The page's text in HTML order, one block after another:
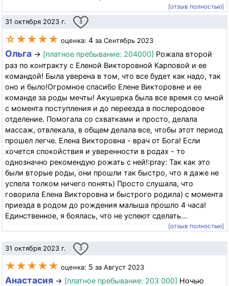
[отзыв полностью]
31 октября 2023 г. 3
☆★★★★ оценка: 4 за Сентябрь 2023
Ольга → [платное пребывание: 204000] Рожала второй
раз по контракту с Еленой Викторовной Карповой и ее
командой! Была уверена в том, что все будет как надо, так
оно и было!Огромное спасибо Елене Викторовне и ее
команде за роды мечты! Акушерка была все время со мной
с момента поступления и до переезда в послеродовое
отделение. Помогала со схватками и просто, делала
массаж, отвлекала, в общем делала все, чтобы этот период
прошел легче. Елена Викторовна - врач от Бога! Если
хочется спокойствия и уверенности в родах - то
однозначно рекомендую рожать с ней!:pray: Так как это
были вторые роды, они прошли так быстро, что я даже не
успела толком ничего понять) Просто слушала, что
говорила Елена Викторовна и быстрого родила) с момента
приезда в родом до рождения малыша прошло 4 часа!
Единственное, я боялась, что не успеют сделать...
[отзыв полностью]
31 октября 2023 г. 3
★★★★★ оценка: 5 за Август 2023
Анастасия → [платное пребывание: 203 000] Ночью